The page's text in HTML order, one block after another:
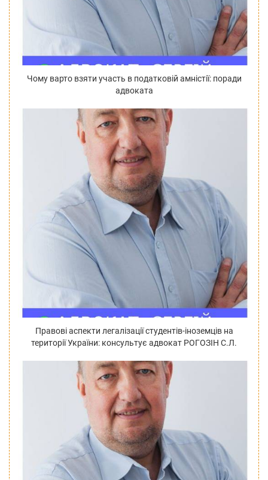
Чому варто взяти участь в податковій амністії: поради
адвоката
Правові аспекти легалізації студентів-іноземців на
території України: консультує адвокат РОГОЗІН С.Л.